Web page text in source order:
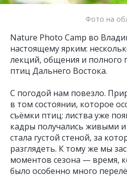
Фото на
Nature Photo Camp во
настоящему ярким:
лекций, общения и полного
птиц Дальнего Востока.
С погодой нам повезло.
в том состоянии, которое
съёмки птиц: листва уже
кадры получались живыми
стала густой стеной, за
разглядеть. К тому же мы
моментов сезона — время,
было особенно много